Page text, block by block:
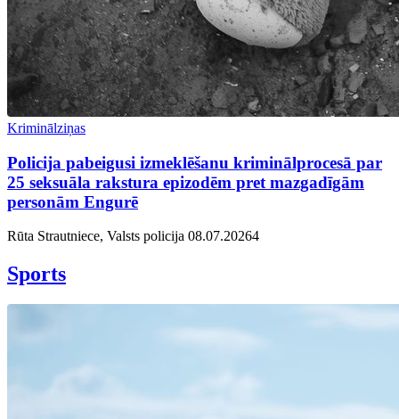
Kriminālziņas
Policija pabeigusi izmeklēšanu kriminālprocesā par
25 seksuāla rakstura epizodēm pret mazgadīgām
personām Engurē
Rūta Strautniece, Valsts policija 08.07.20264
Sports